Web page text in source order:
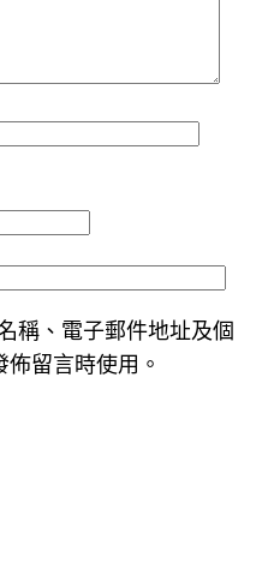
稱、電子郵件地址及個
留言時使用。